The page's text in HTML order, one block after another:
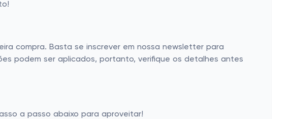
compra. Basta se inscrever em nossa newsletter para
podem ser aplicados, portanto, verifique os detalhes antes
a passo abaixo para aproveitar!